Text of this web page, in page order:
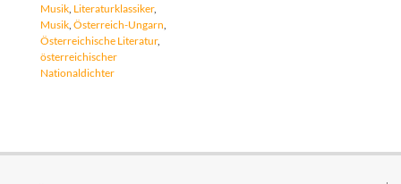
Musik Literaturklassiker,
Musik Österreich-Ungarn
Österreichische Literatur,
österreichischer
Nationaldichter